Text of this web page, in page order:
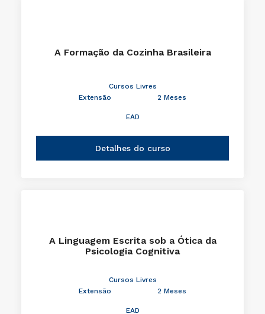
A Formação da Cozinha Brasileira
Cursos Livres
Extensão
2 Meses
EAD
Detalhes do curso
A Linguagem Escrita sob a Ótica da
Psicologia Cognitiva
Cursos Livres
Extensão
2 Meses
EAD